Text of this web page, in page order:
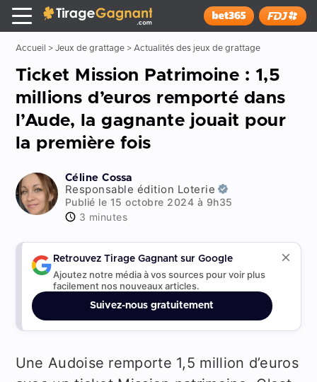
x
Tirage Gagnant
Installer
Accueil > Jeux de grattage> Actualités des jeux de grattage
Ticket Mission Patrimoine : 1,5
millions d’euros remporté dans
l’Aude, la gagnante jouait pour
la première fois
Céline Cossa
Responsable édition Loterie
Publié le 15 octobre 2024 à 9h35
3 minutes
Retrouvez Tirage Gagnant sur Google
Ajoutez notre média à vos sources pour voir plus
facilement nos nouveaux articles.
Suivez-nous gratuitement
Une Audoise remporte 1,5 million d’euros